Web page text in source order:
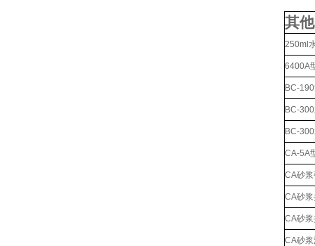
其
250ml
6400A
BC-
BC-
BC-
CA-5A
CA砂
CA砂
CA砂
CA砂